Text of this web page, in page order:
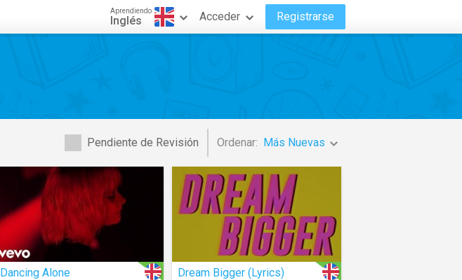
Aprendiendo
Inglés Acceder Registrarse
Pendiente de Revisión Ordenar: Más Nuevas
Dancing Alone Dream Bigger (Lyrics)